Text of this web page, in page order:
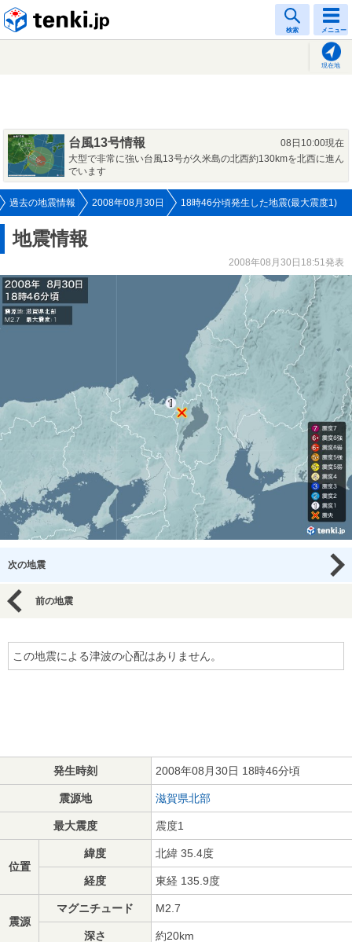
検索 メニュー
現在地
台風13号情報
08日10:00現在
大型で非常に強い台風13号が久米島の北西約130kmを北西に進ん
でいます
過去の地震情報 2008年08月30日 18時46分頃発生した地震(最大震度1)
地震情報
2008年08月30日18:51発表
次の地震
前の地震
この地震による津波の心配はありません。
発生時刻 2008年08月30日 18時46分頃
震源地 滋賀県北部
最大震度 震度1
位置
緯度 北緯 35.4度
経度 東経 135.9度
震源
マグニチュード M2.7
深さ 約20km